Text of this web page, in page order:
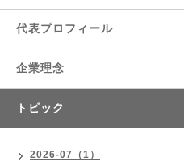
代表プロフィール
企業理念
トピック
2026-07（1）